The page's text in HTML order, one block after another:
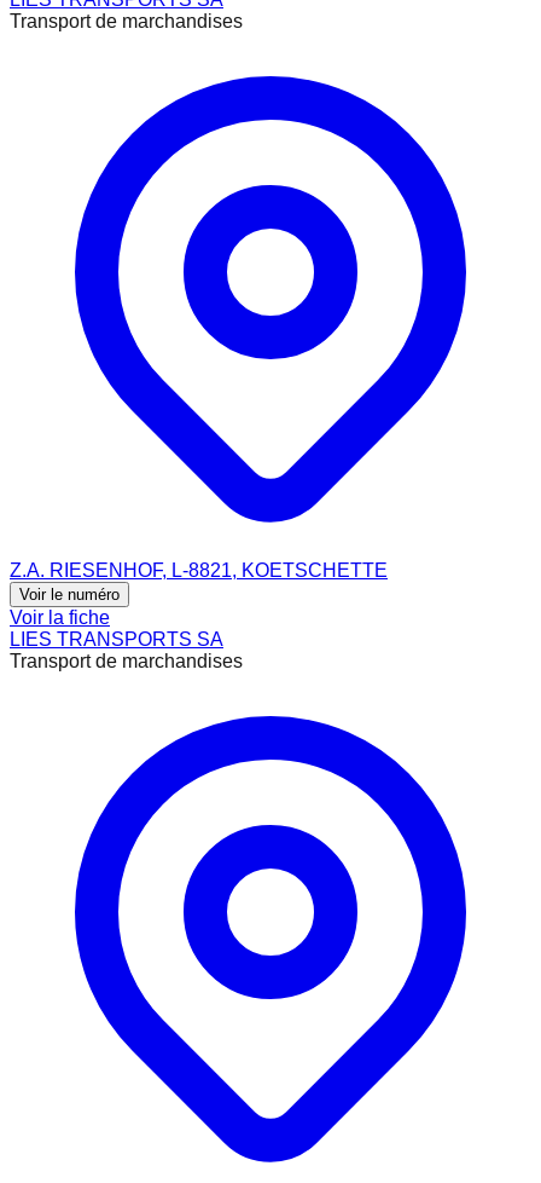
Transport de marchandises
Z.A. RIESENHOF, L-8821, KOETSCHETTE
Voir le numéro
Voir la fiche
LIES TRANSPORTS SA
Transport de marchandises